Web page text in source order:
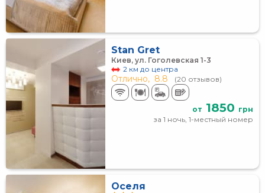
Stan Gret
Киев, ул. Гоголевская 1-3
2 км до центра
Отлично, 8.8 (20 отзывов)
от 1850 грн
за 1 ночь, 1-местный номер
Оселя